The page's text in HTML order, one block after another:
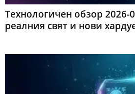
Технологичен обзор 2026-
реалния свят и нови